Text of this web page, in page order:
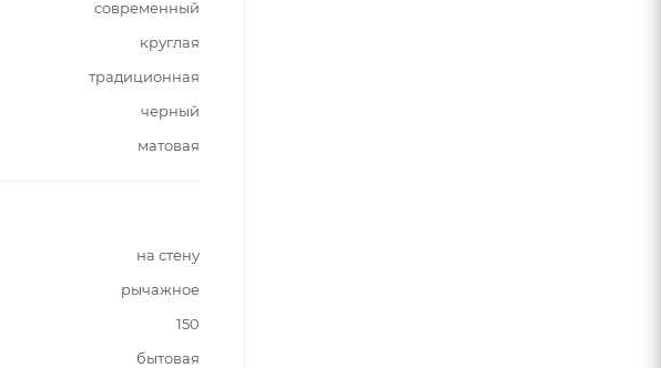
современный
круглая
традиционная
черный
матовая
на стену
рычажное
150
бытовая